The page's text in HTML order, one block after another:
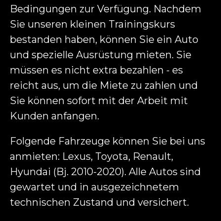
Bedingungen zur Verfügung. Nachdem
Sie unseren kleinen Trainingskurs
bestanden haben, können Sie ein Auto
und spezielle Ausrüstung mieten. Sie
müssen es nicht extra bezahlen - es
reicht aus, um die Miete zu zahlen und
Sie können sofort mit der Arbeit mit
Kunden anfangen.
Folgende Fahrzeuge können Sie bei uns
anmieten: Lexus, Toyota, Renault,
Hyundai (Bj. 2010-2020). Alle Autos sind
gewartet und in ausgezeichnetem
technischen Zustand und versichert.